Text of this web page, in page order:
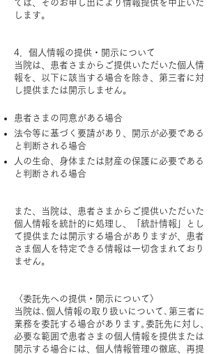
ては、そのお申し出により情報提供を中止いた
します。
4．個人情報の提供・開示について
当院は、患者さまからご提供いただいた個人情
報を、以下に該当する場合を除き、第三者に対
し提供または開示しません。
患者さまの同意がある場合
法令等に基づく要請があり、開示が必要である
と判断される場合
人の生命、身体または財産の保護に必要である
と判断される場合
また、当院は、患者さまからご提供いただいた
個人情報を統計的に処理し、「統計情報」とし
て提供または開示する場合がありますが、患者
さま個人を特定できる情報は一切含まれており
ません。
〈委託先への提供・開示について〉
当院は､個人情報の取り扱いについて､第三者に
業務を委託する場合があります｡委託先に対し、
必要な範囲で患者さまの個人情報を提供または
開示する場合には、個人情報管理の徹底、再提